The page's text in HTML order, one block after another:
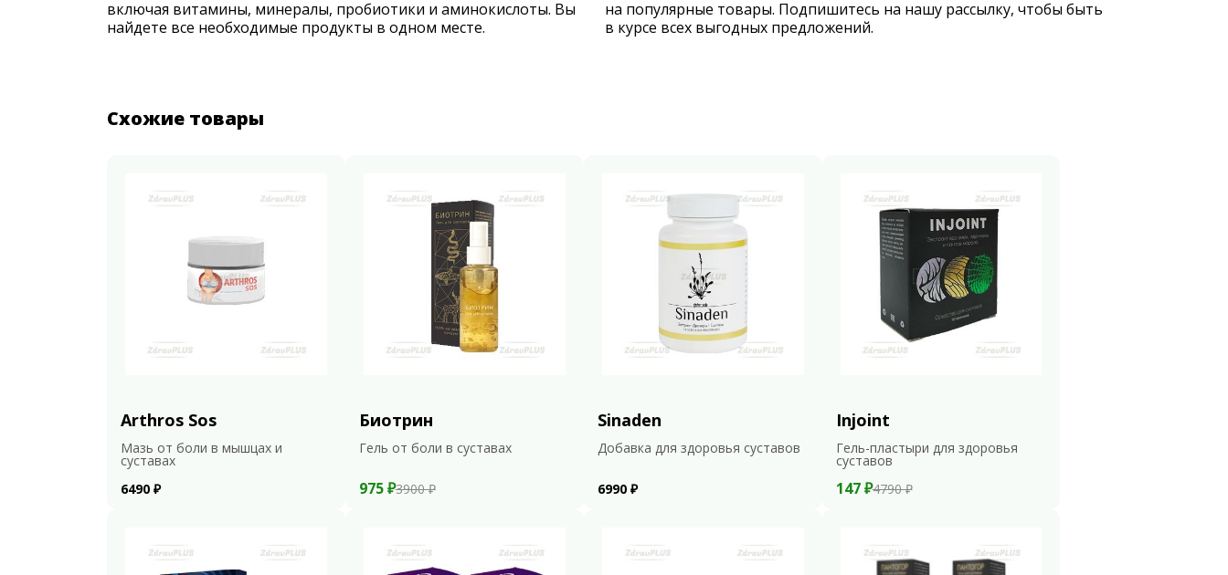
включая витамины, минералы, пробиотики и аминокислоты. Вы
найдете все необходимые продукты в одном месте.
на популярные товары. Подпишитесь на нашу рассылку, чтобы быть
в курсе всех выгодных предложений.
Схожие товары
Arthros Sos
Мазь от боли в мышцах и
суставах
6490 ₽
Биотрин
Гель от боли в суставах
975 ₽3900 ₽
Sinaden
Добавка для здоровья суставов
6990 ₽
Injoint
Гель-пластыри для здоровья
суставов
147 ₽4790 ₽